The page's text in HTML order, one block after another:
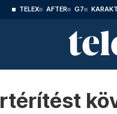
TELEX AFTER G7